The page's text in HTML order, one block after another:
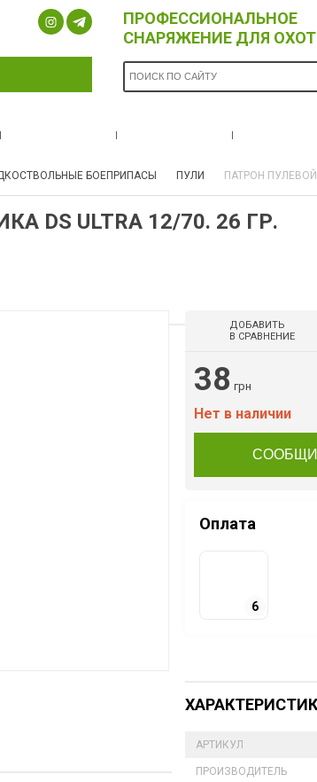
ПРОФЕССИОНАЛЬНОЕ
СНАРЯЖЕНИЕ ДЛЯ
БОЕПРИПАСЫ ПУЛИ ПАТРОН ПУЛЕВОЙ
DS ULTRA 12/70. 26 ГР.
ДОБАВИТЬ
В СРАВНЕНИЕ
38 грн
Нет в наличии
Оплата
6
АРТИКУЛ
ПРОИЗВОДИТЕЛЬ